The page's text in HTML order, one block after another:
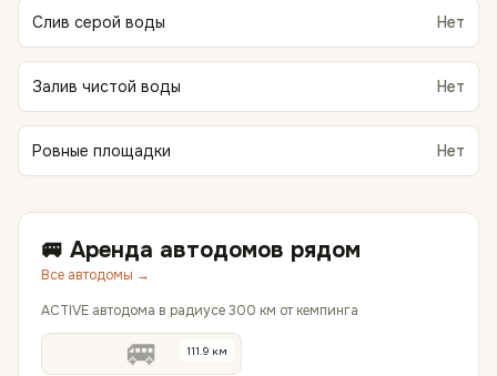
Слив серой воды Нет
Залив чистой воды Нет
Ровные площадки Нет
🚐 Аренда автодомов рядом
Все автодомы →
ACTIVE автодома в радиусе 300 км от кемпинга
🚐 111.9 км